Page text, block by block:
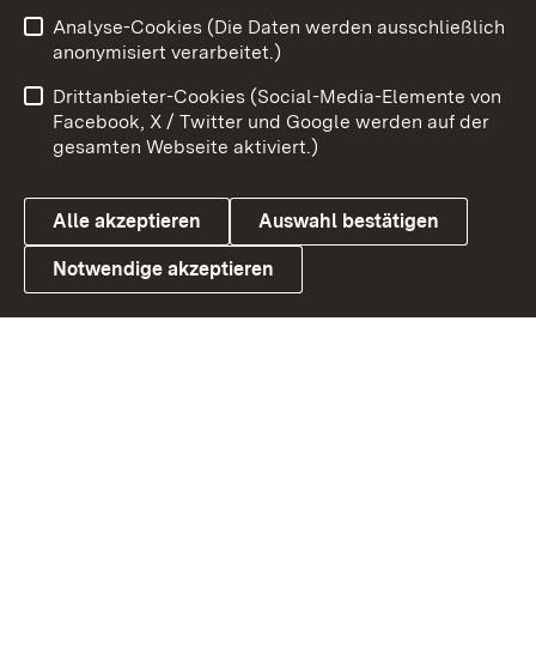
Link zum Landesportal
Impressum
Kontakt
Barrierefreiheit
Datenschutz
Cookies
Analyse-Cookies (Die Daten werden ausschließlich
anonymisiert verarbeitet.)
Drittanbieter-Cookies (Social-Media-Elemente von
Facebook, X / Twitter und Google werden auf der
gesamten Webseite aktiviert.)
Alle akzeptieren Auswahl bestätigen
Notwendige akzeptieren